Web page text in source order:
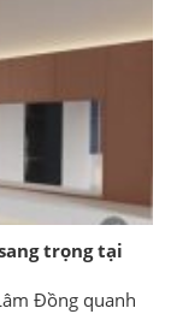
trọng tại
Đồng quanh